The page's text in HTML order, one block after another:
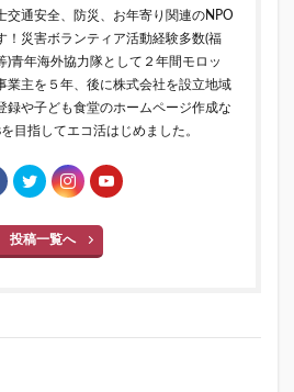
交通安全、防災、お年寄り関連のNPO
！災害ボランティア活動経験多数(福
)青年海外協力隊として２年間モロッ
業主を５年、後に株式会社を設立地域
録や子ども食堂のホームページ作成な
目指してエコ活はじめました。
投稿一覧へ